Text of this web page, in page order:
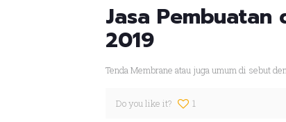
Jasa Pembuatan
2019
Tenda Membrane atau juga umum di sebut
Do you like it? 1